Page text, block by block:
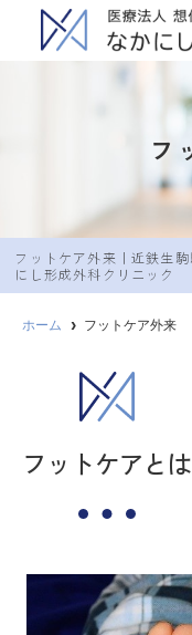
フ
フットケア外来｜近鉄生
にし形成外科クリニック
ホーム フットケア外来
フットケアとは